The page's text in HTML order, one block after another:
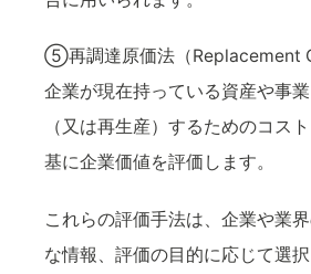
⑤再調達原価法（Replacement
企業が現在持っている資産や事
（又は再生産）するためのコス
基に企業価値を評価します。
これらの評価手法は、企業や業
な情報、評価の目的に応じて選